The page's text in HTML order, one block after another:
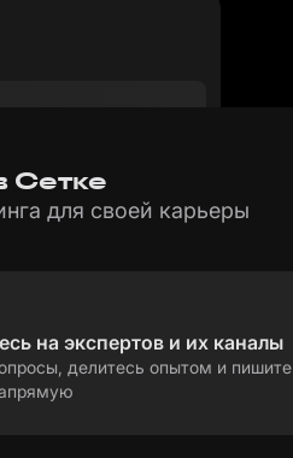
Сетке
для своей карьеры
на экспертов и их каналы
делитесь опытом и пишите